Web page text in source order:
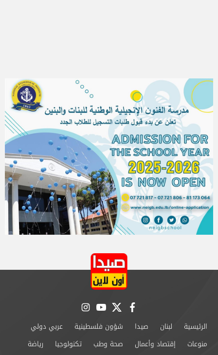
facebook
twitter
youtube
instagram
الرئيسية لبنان صيدا شؤون فلسطينية
عربي دولي
منوعات
إقتصاد وأعمال صحة وطب تكنولوجيا رياضة